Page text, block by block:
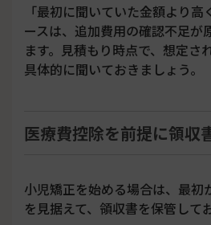
「最初に聞いていた金額より
ースは、追加費用の確認不足が
ます。見積もり時点で、想定さ
具体的に聞いておきましょう。
医療費控除を前提に領収
小児矯正を始める場合は、最初
を見据えて、領収書を保管して